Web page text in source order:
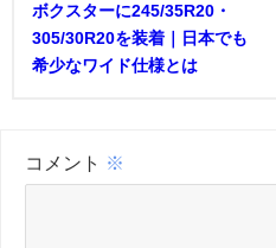
ボクスターに245/35R20・
305/30R20を装着｜日本でも
希少なワイド仕様とは
コメント ※